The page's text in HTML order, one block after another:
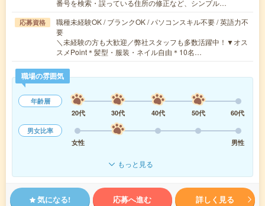
番号を検索・誤っている住所の修正など、シンプル…
応募資格
職種未経験OK / ブランクOK / パソコンスキル不要 / 英語力不
要
＼未経験の方も大歓迎／弊社スタッフも多数活躍中！▼オス
スメPoint＊髪型・服装・ネイル自由＊10名…
職場の雰囲気
年齢層
20代
30代 40代 50代
60代
男女比率
女性
男性
もっと見る
気になる! 応募へ進む 詳しく見る